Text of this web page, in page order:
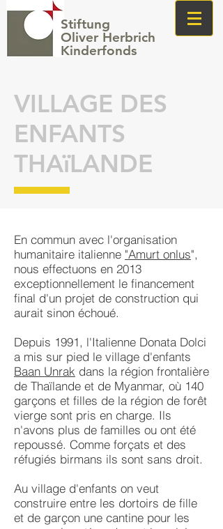
Stiftung
Oliver Herbrich
Kinderfonds
VILLAGE DES
ENFANTS
THAïLANDE
En commun avec l'organisation
humanitaire italienne "Amurt onlus",
nous effectuons en 2013
exceptionnellement le financement
final d'un projet de construction qui
aurait sinon échoué.
Depuis 1991, l'Italienne Donata Dolci
a mis sur pied le village d'enfants
Baan Unrak dans la région frontalière
de Thaïlande et de Myanmar, où 140
garçons et filles de la région de forêt
vierge sont pris en charge. Ils
n'avons plus de familles ou ont été
repoussé. Comme forçats et des
réfugiés birmans ils sont sans droit.
Au village d'enfants on veut
construire entre les dortoirs de fille
et de garçon une cantine pour les